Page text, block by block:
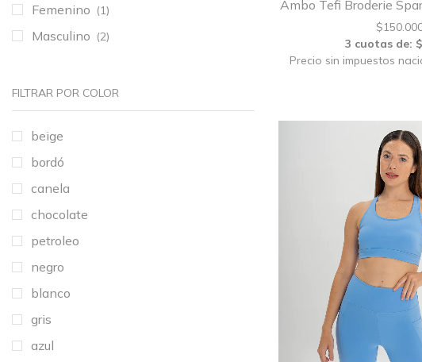
Ambo Tefi Broderie
$
3 cuotas de:
Precio sin impuestos
Femenino (1)
Masculino (2)
FILTRAR POR COLOR
beige
bordó
canela
chocolate
petroleo
negro
blanco
gris
azul